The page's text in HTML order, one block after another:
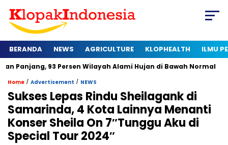
BERANDA NEWS AGRICULTURE KLOPHEALTH ILMU
93 Persen Wilayah Alami Hujan di Bawah Normal Kapan
Home / Advertisement / NEWS
Sukses Lepas Rindu Sheilagank di
Samarinda, 4 Kota Lainnya Menanti
Konser Sheila On 7″Tunggu Aku di
Special Tour 2024″